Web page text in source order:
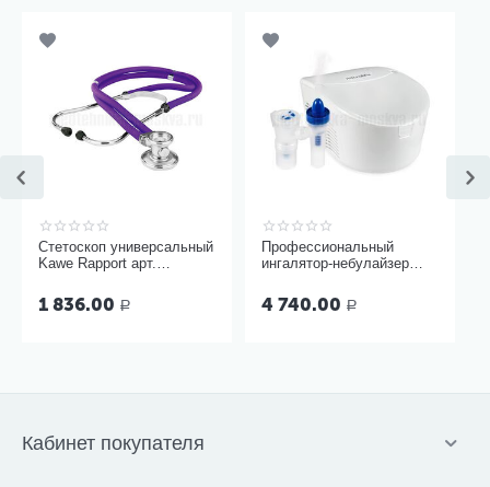
Стетоскоп универсальный
Kawe Rapport арт.
1 836.00 Р
Профессиональный
ингалятор-небулайзер
4 740.00 Р
Кабинет покупателя